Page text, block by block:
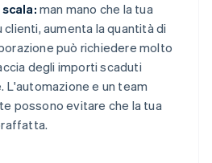
man mano che la tua
aumenta la quantità di
può richiedere molto
degli importi scaduti
L'automazione e un team
possono evitare che la tua